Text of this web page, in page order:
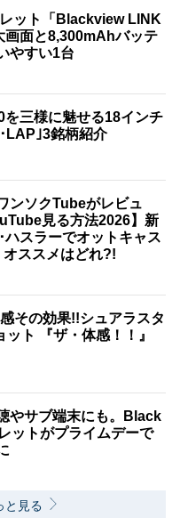
ット「Blackview LINK
画面と8,300mAhバッテ
やすい1台
を三様に魅せる18インチ
LAP｣3銘柄紹介
ンソクTubeがレビュ
見る方法2026】新
スラーでオットキャス
オススメはどれ?!
その効果!!シュアラスタ
ト 『ザ・体感！！』
やサブ端末にも。Black
ットがプライムデーで
と見る